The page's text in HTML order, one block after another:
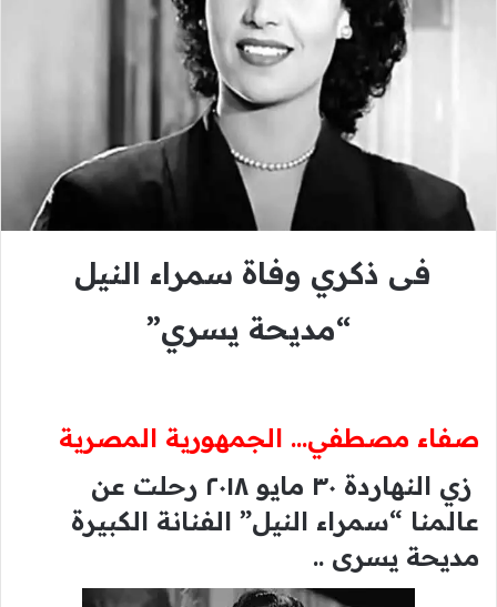
فى ذكري وفاة سمراء النيل
“مديحة يسري”
صفاء مصطفي… الجمهورية المصرية
زي النهاردة ٣٠ مايو ٢٠١٨ رحلت عن
عالمنا “سمراء النيل” الفنانة الكبيرة
مديحة يسرى ..